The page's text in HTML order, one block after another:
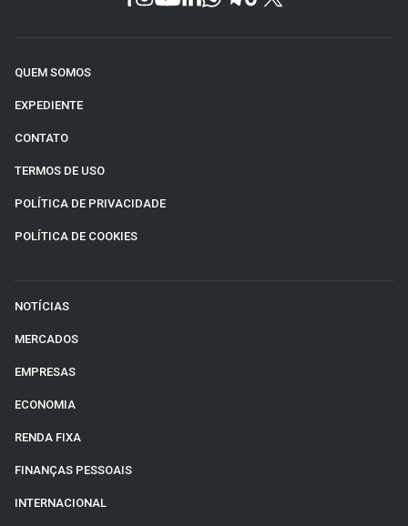
QUEM SOMOS
EXPEDIENTE
CONTATO
TERMOS DE USO
POLÍTICA DE PRIVACIDADE
POLÍTICA DE COOKIES
NOTÍCIAS
MERCADOS
EMPRESAS
ECONOMIA
RENDA FIXA
FINANÇAS PESSOAIS
INTERNACIONAL